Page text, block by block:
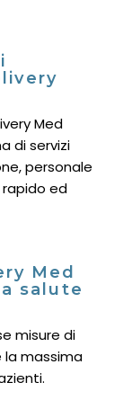
Med
di servizi
personale
ed
Med
salute
misure di
la massima